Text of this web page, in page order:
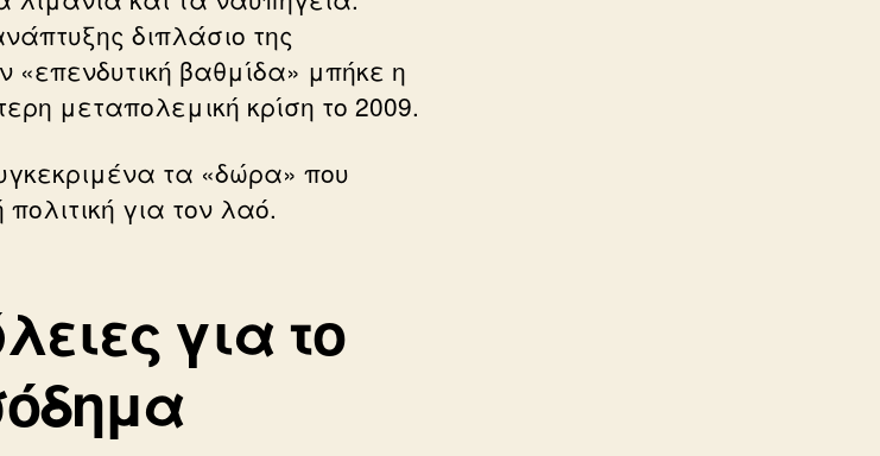
διπλάσιο της
«επενδυτική βαθμίδα» μπήκε η
μεταπολεμική κρίση το 2009.
τα «δώρα» που
για τον λαό.
για το